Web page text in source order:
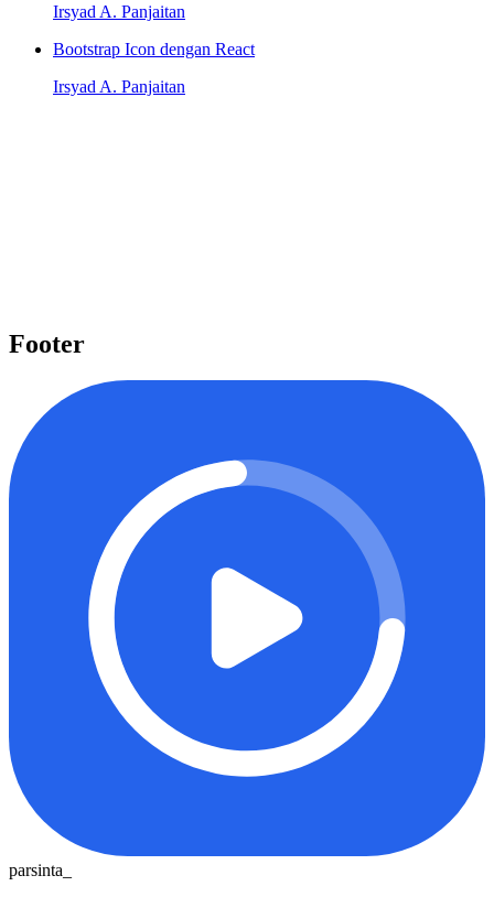
Irsyad A. Panjaitan
Bootstrap Icon dengan React
Irsyad A. Panjaitan
Footer
parsinta_